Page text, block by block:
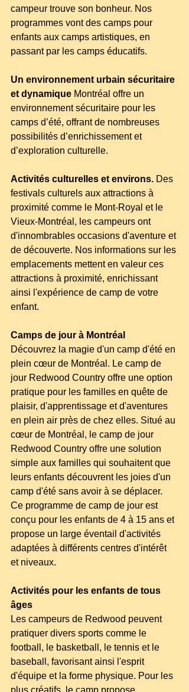
campeur trouve son bonheur. Nos
programmes vont des camps pour
enfants aux camps artistiques, en
passant par les camps éducatifs.
Un environnement urbain sécuritaire
et dynamique Montréal offre un
environnement sécuritaire pour les
camps d’été, offrant de nombreuses
possibilités d’enrichissement et
d’exploration culturelle.
Activités culturelles et environs. Des
festivals culturels aux attractions à
proximité comme le Mont-Royal et le
Vieux-Montréal, les campeurs ont
d'innombrables occasions d'aventure et
de découverte. Nos informations sur les
emplacements mettent en valeur ces
attractions à proximité, enrichissant
ainsi l'expérience de camp de votre
enfant.
Camps de jour à Montréal
Découvrez la magie d'un camp d'été en
plein cœur de Montréal. Le camp de
jour Redwood Country offre une option
pratique pour les familles en quête de
plaisir, d'apprentissage et d'aventures
en plein air près de chez elles. Situé au
cœur de Montréal, le camp de jour
Redwood Country offre une solution
simple aux familles qui souhaitent que
leurs enfants découvrent les joies d'un
camp d'été sans avoir à se déplacer.
Ce programme de camp de jour est
conçu pour les enfants de 4 à 15 ans et
propose un large éventail d'activités
adaptées à différents centres d'intérêt
et niveaux.
Activités pour les enfants de tous
âges
Les campeurs de Redwood peuvent
pratiquer divers sports comme le
football, le basketball, le tennis et le
baseball, favorisant ainsi l'esprit
d'équipe et la forme physique. Pour les
plus créatifs, le camp propose